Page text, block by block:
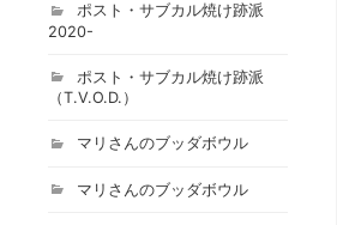
ポスト・サブカル焼け跡派
2020-
ポスト・サブカル焼け跡派
（T.V.O.D.）
マリさんのブッダボウル
マリさんのブッダボウル